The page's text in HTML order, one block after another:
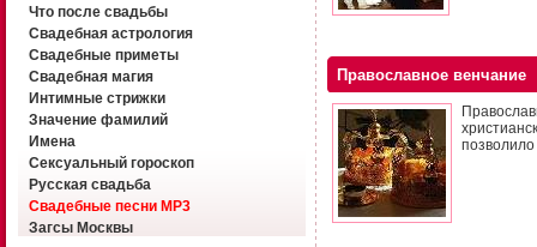
Что после свадьбы
Свадебная астрология
Свадебные приметы
Свадебная магия
Интимные стрижки
Значение фамилий
Имена
Сексуальный гороскоп
Русская свадьба
Свадебные песни MP3
Загсы Москвы
Православное венчание